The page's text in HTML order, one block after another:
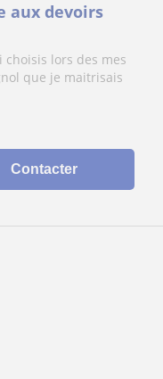
aux devoirs
lors des mes
que je maitrisais
Contacter